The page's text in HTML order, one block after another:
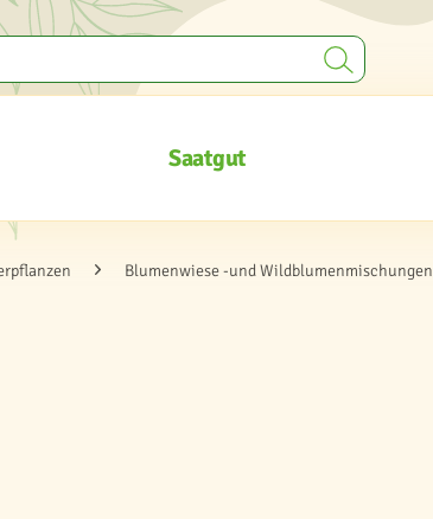
Saatgut
Blumenwiese -und Wildblumenmischungen